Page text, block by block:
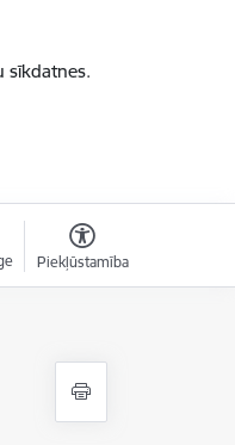
sīkdatnes.
Piekļūstamība